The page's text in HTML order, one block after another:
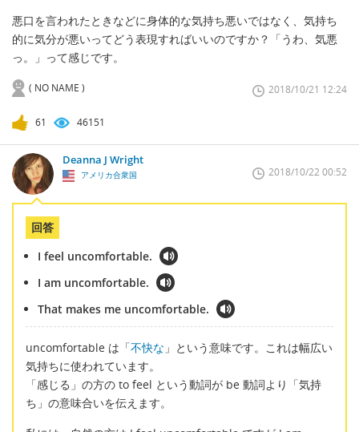
悪口を言われたときなどに身体的な気持ち悪いではなく、気持ち
的に気分が悪いってどう表現すればいいのですか？「うわ、気悪
っ。」って感じです。
( NO NAME ) 2018/10/21 12:24
61 46151
Deanna J Wright
アメリカ合衆国 2018/10/22 00:52
回答
I feel uncomfortable.
I am uncomfortable.
That makes me uncomfortable.
uncomfortable は「不快な 」という意味です。これは幅広い
気持ちに使われています。
「感じる」の方の to feel という動詞が be 動詞より「気持
ち」の意味合いを伝えます。